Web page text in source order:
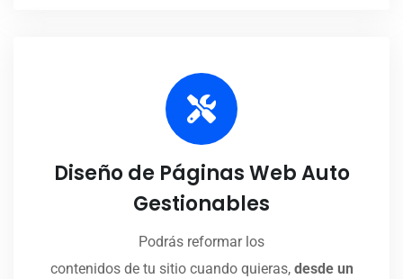
Diseño de Páginas Web Auto
Gestionables
Podrás reformar los
contenidos de tu sitio cuando quieras, desde un